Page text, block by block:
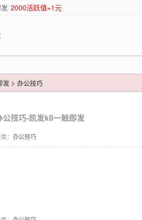
2000活跃值=1元
发> 办公技巧
公技巧-凯发k8一触即发
： 办公技巧